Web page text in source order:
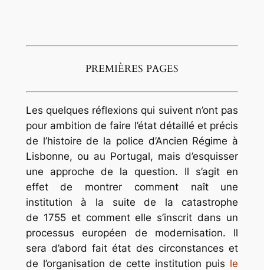
PREMIÈRES PAGES
Les quelques réflexions qui suivent n’ont pas
pour ambition de faire l’état détaillé et précis
de l’histoire de la police d’Ancien Régime à
Lisbonne, ou au Portugal, mais d’esquisser
une approche de la question. Il s’agit en
effet de montrer comment naît une
institution à la suite de la catastrophe
de 1755 et comment elle s’inscrit dans un
processus européen de modernisation. Il
sera d’abord fait état des circonstances et
de l’organisation de cette institution puis le